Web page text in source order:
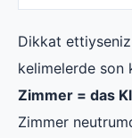
Dikkat
kelimelerde son
Zimmer = das
Zimmer